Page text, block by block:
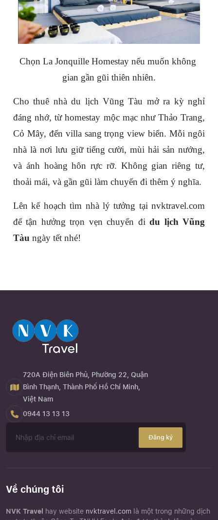
Chọn La Jonquille Homestay nếu muốn không
gian gần gũi thiên nhiên.
Cho thuê nhà du lịch Vũng Tàu mở ra kỳ nghỉ
đáng nhớ, từ homestay mộc mạc như Thảo Trang,
Cỏ Mây, đến villa sang trọng view biển. Mỗi ngôi
nhà là nơi lưu giữ tiếng cười, mùi hải sản nướng,
và ánh hoàng hôn rực rỡ. Không gian riêng tư,
thoải mái, và gần gũi làm chuyến đi thêm ý nghĩa.
Lên kế hoạch tìm nhà lý tưởng tại nvktravel.com
để tận hưởng trọn vẹn chuyển đi du lịch Vũng
Tàu ngày tết nhé!
720A Điện Biên Phủ, Phường 22, Quận
Bình Thạnh, Thành Phố Hồ Chí Minh,
Việt Nam
0944 13 13 13
Đăng ký
Về chúng tôi
NVK Travel hay website nvktravel.com là một trong những dịch